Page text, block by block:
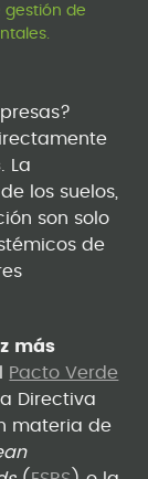
gestión de
. La
los suelos,
son solo
de
más
Pacto Verde
la Directiva
materia de